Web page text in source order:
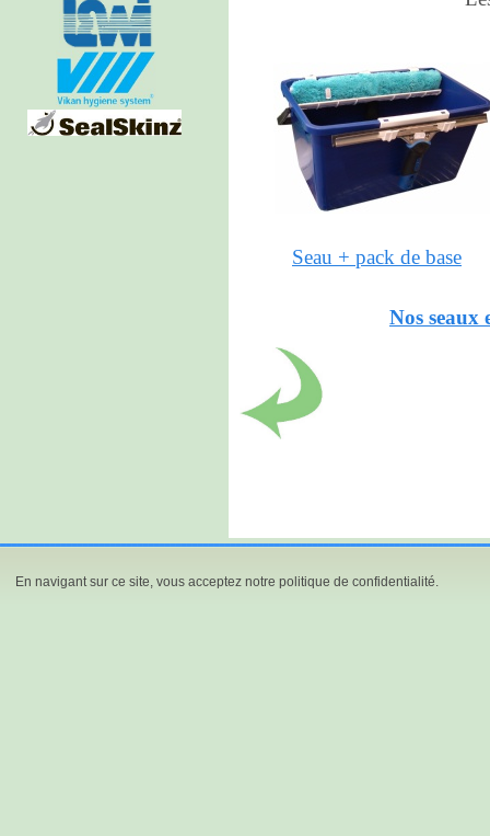
Seau + pack de base
Nos seaux
En navigant sur ce site, vous acceptez notre politique de confidentialité.